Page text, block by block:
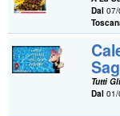
Dal
Tutti
Dal